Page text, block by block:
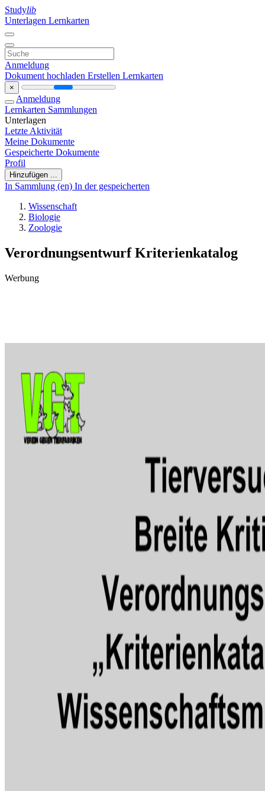
Studylib
Unterlagen Lernkarten
Anmeldung
Dokument hochladen Erstellen Lernkarten
×
Anmeldung
Lernkarten Sammlungen
Unterlagen
Letzte Aktivität
Meine Dokumente
Gespeicherte Dokumente
Profil
Hinzufügen ...
In Sammlung (en) In der gespeicherten
Wissenschaft
Biologie
Zoologie
Verordnungsentwurf Kriterienkatalog
Werbung